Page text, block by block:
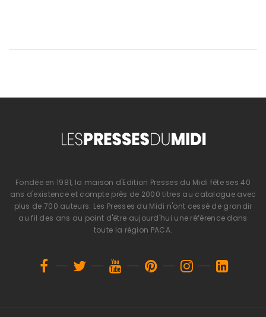
Fondée en 1981, la maison d'Edition Presses du Midi fête ses 40
ans d'existence et compte près de 2000 titres au catalogue avec
plus de 700 auteurs. Les Presses du Midi n'ont cessé de grandir
au fil des ans au point d'être aujourd'hui une référence dans
toute la région PACA.